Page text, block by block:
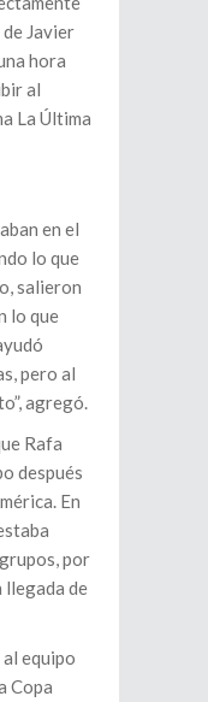
Javier
hora
al
La Última
en el
lo que
salieron
lo que
pero al
agregó.
Rafa
después
En
por
llegada de
equipo
Copa